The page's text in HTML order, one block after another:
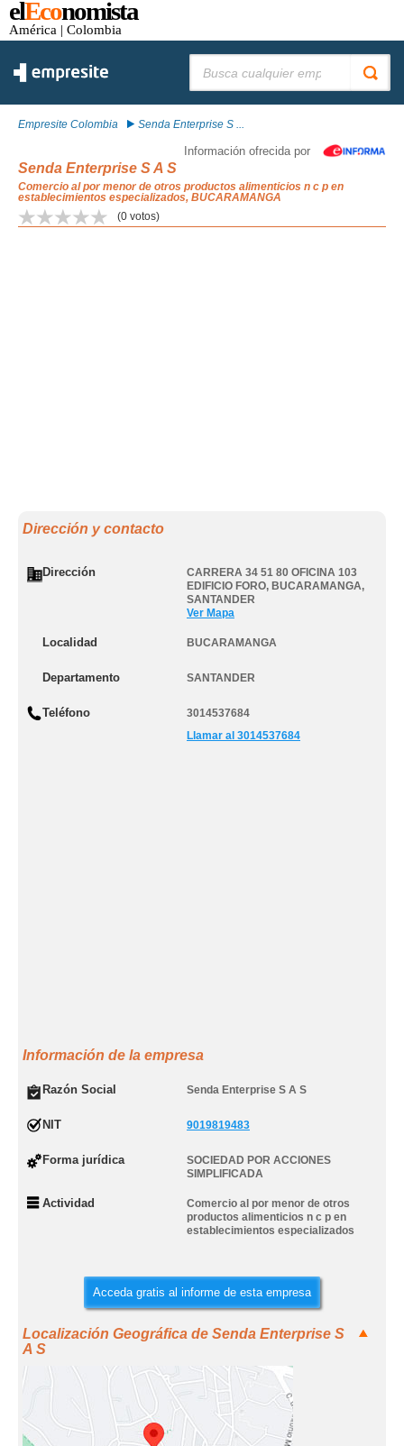
elEconomista
América | Colombia
Empresite Colombia Senda Enterprise S ...
Información ofrecida por
Senda Enterprise S A S
Comercio al por menor de otros productos alimenticios n c p en
establecimientos especializados, BUCARAMANGA
(0 votos)
Dirección y contacto
Dirección
CARRERA 34 51 80 OFICINA 103
EDIFICIO FORO, BUCARAMANGA,
SANTANDER
Ver Mapa
Localidad BUCARAMANGA
Departamento SANTANDER
Teléfono
3014537684
Llamar al 3014537684
Información de la empresa
Razón Social Senda Enterprise S A S
NIT 9019819483
Forma jurídica
SOCIEDAD POR ACCIONES
SIMPLIFICADA
Actividad
Comercio al por menor de otros
productos alimenticios n c p en
establecimientos especializados
Acceda gratis al informe de esta empresa
Localización Geográfica de Senda Enterprise S
A S